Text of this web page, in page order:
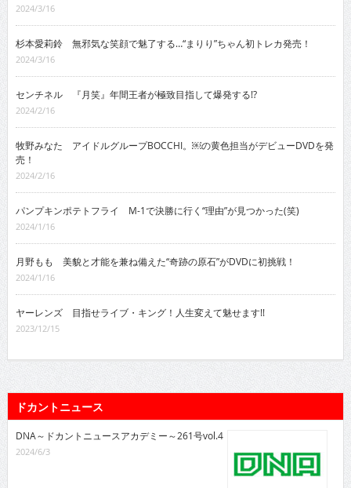
2024/3/16
杉本愛莉鈴 無邪気な笑顔で魅了する…“まりり”ちゃん初トレカ発売！
2024/3/16
センチネル 『月笑』年間王者が極致目指して爆発する!?
2024/2/16
牧野みなた アイドルグループBOCCHI。￼の黄色担当がデビューDVDを発
売！
2024/2/16
パンプキンポテトフライ M-1で決勝に行く“理由”が見つかった(笑)
2024/1/16
月野もも 美貌と才能を兼ね備えた“奇跡の原石”がDVDに初挑戦！
2024/1/16
ヤーレンズ 目指せライブ・キング！人生変えて魅せます!!
2023/12/15
ドカントニュース
DNA～ドカントニュースアカデミー～261号vol.4
2024/6/3